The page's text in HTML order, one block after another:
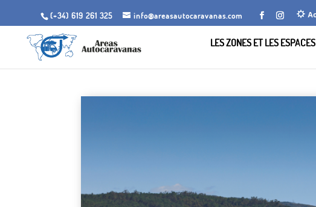
(+34) 619 261 325 info@areasautocaravanas.com
LES ZONES ET LES ESPACES